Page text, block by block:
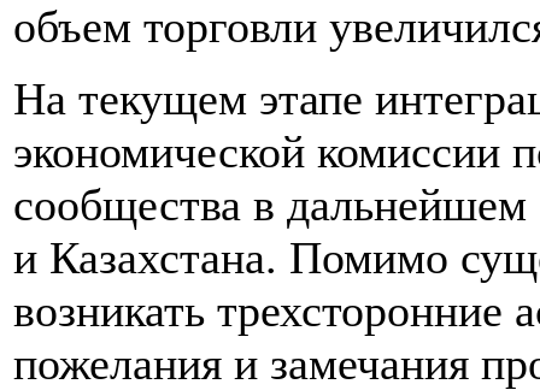
объем торговли
На текущем этапе
экономической комиссии
сообщества в
и Казахстана. Помимо
возникать
пожелания и замечания